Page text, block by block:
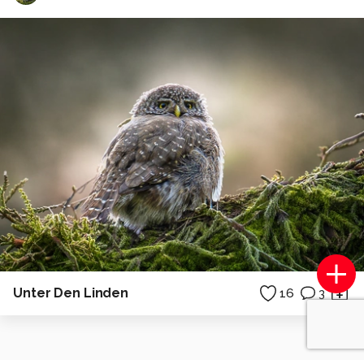
Unter Den Linden 16 3